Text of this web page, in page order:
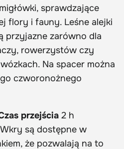
sprawdzające
flory i fauny. Leśne alejki
przyjazne zarówno dla
rowerzystów czy
Na spacer można
czworonożnego
przejścia 2 h
są dostępne w
że pozwalają na to